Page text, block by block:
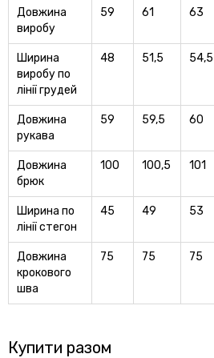
Довжина
виробу
59 61 63
Ширина
виробу по
лінії грудей
48 51,5 54,5
Довжина
рукава
59 59,5 60
Довжина
брюк
100 100,5 101
Ширина по
лінії стегон
45 49 53
Довжина
крокового
шва
75 75 75
Купити разом